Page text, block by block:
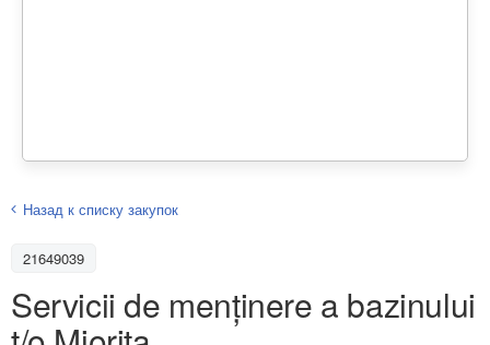
Назад к списку закупок
21649039
Servicii de menținere a bazinului